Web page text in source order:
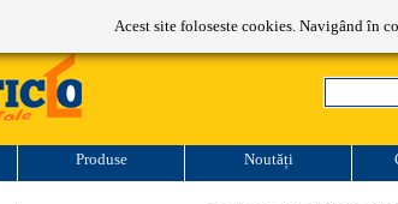
Produse Noutăți
Acest site foloseste cookies. Navigând în